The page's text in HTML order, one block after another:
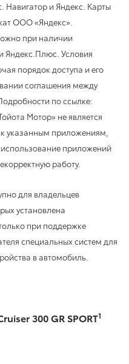
Навигатор и Яндекс. Карты
ООО «Яндекс».
при наличии
Яндекс.Плюс. Условия
порядок доступа и его
соглашения между
по ссылке:
Мотор» не является
указанным приложениям,
приложений
работу.
для владельцев
установлена
при поддержке
специальных систем для
в автомобиль.
300 GR SPORT1